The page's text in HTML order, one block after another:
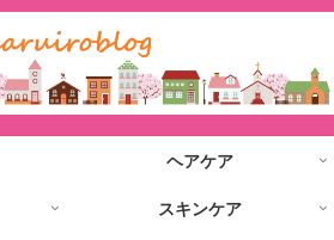
ヘアケア
スキンケア